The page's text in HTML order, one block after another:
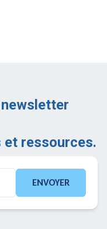
et ressources.
ENVOYER